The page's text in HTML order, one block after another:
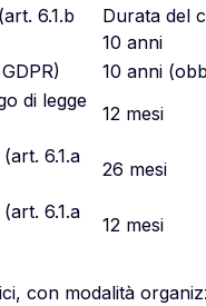
6.1.b
Durata del
10 anni
10 anni
di legge
12 mesi
6.1.a
26 mesi
6.1.a
12 mesi
con modalità